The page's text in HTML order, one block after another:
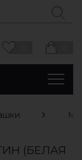
(БЕЛАЯ